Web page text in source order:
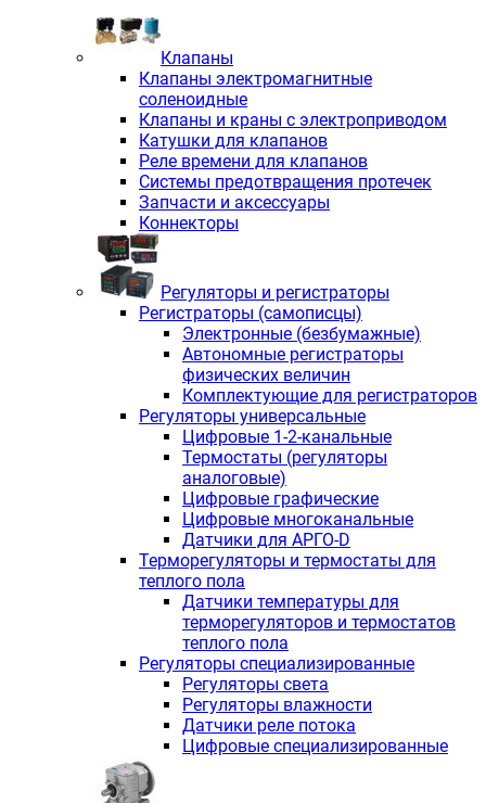
Клапаны
Клапаны электромагнитные
соленоидные
Клапаны и краны с электроприводом
Катушки для клапанов
Реле времени для клапанов
Системы предотвращения протечек
Запчасти и аксессуары
Коннекторы
Регуляторы и регистраторы
Регистраторы (самописцы)
Электронные (безбумажные)
Автономные регистраторы
физических величин
Комплектующие для регистраторов
Регуляторы универсальные
Цифровые 1-2-канальные
Термостаты (регуляторы
аналоговые)
Цифровые графические
Цифровые многоканальные
Датчики для АРГО-D
Терморегуляторы и термостаты для
теплого пола
Датчики температуры для
терморегуляторов и термостатов
теплого пола
Регуляторы специализированные
Регуляторы света
Регуляторы влажности
Датчики реле потока
Цифровые специализированные